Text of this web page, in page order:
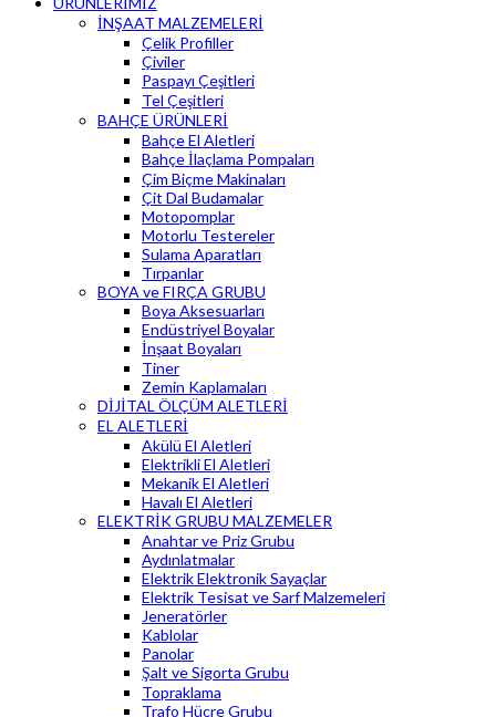
İNŞAAT MALZEMELERİ
Çelik Profiller
Çiviler
Paspayı Çeşitleri
Tel Çeşitleri
BAHÇE ÜRÜNLERİ
Bahçe El Aletleri
Bahçe İlaçlama Pompaları
Çim Biçme Makinaları
Çit Dal Budamalar
Motopomplar
Motorlu Testereler
Sulama Aparatları
Tırpanlar
BOYA ve FIRÇA GRUBU
Boya Aksesuarları
Endüstriyel Boyalar
İnşaat Boyaları
Tiner
Zemin Kaplamaları
DİJİTAL ÖLÇÜM ALETLERİ
EL ALETLERİ
Akülü El Aletleri
Elektrikli El Aletleri
Mekanik El Aletleri
Havalı El Aletleri
ELEKTRİK GRUBU MALZEMELER
Anahtar ve Priz Grubu
Aydınlatmalar
Elektrik Elektronik Sayaçlar
Elektrik Tesisat ve Sarf Malzemeleri
Jeneratörler
Kablolar
Panolar
Şalt ve Sigorta Grubu
Topraklama
Trafo Hücre Grubu